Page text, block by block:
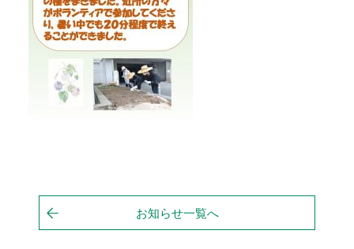
お知らせ一覧へ